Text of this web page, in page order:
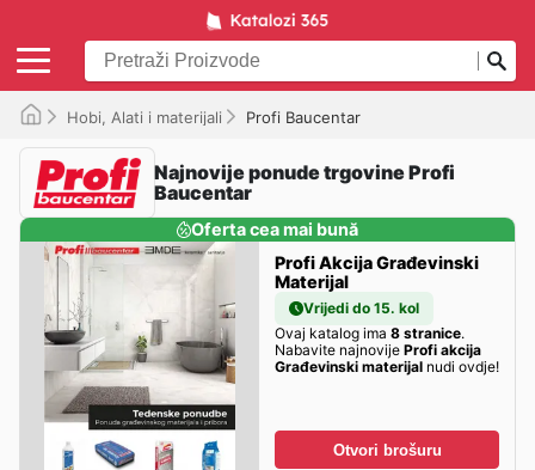
Hobi, Alati i materijali Profi Baucentar
Najnovije ponude trgovine Profi
Baucentar
Oferta cea mai bună
Profi Akcija Građevinski
Materijal
Vrijedi do 15. kol
Ovaj katalog ima 8 stranice.
Nabavite najnovije Profi akcija
Građevinski materijalnudi ovdje!
Otvori brošuru